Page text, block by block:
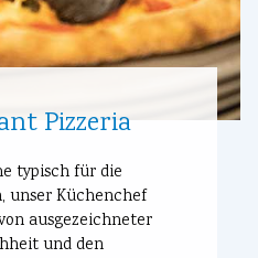
Pizzeria
typisch für die
unser Küchenchef
ausgezeichneter
und den